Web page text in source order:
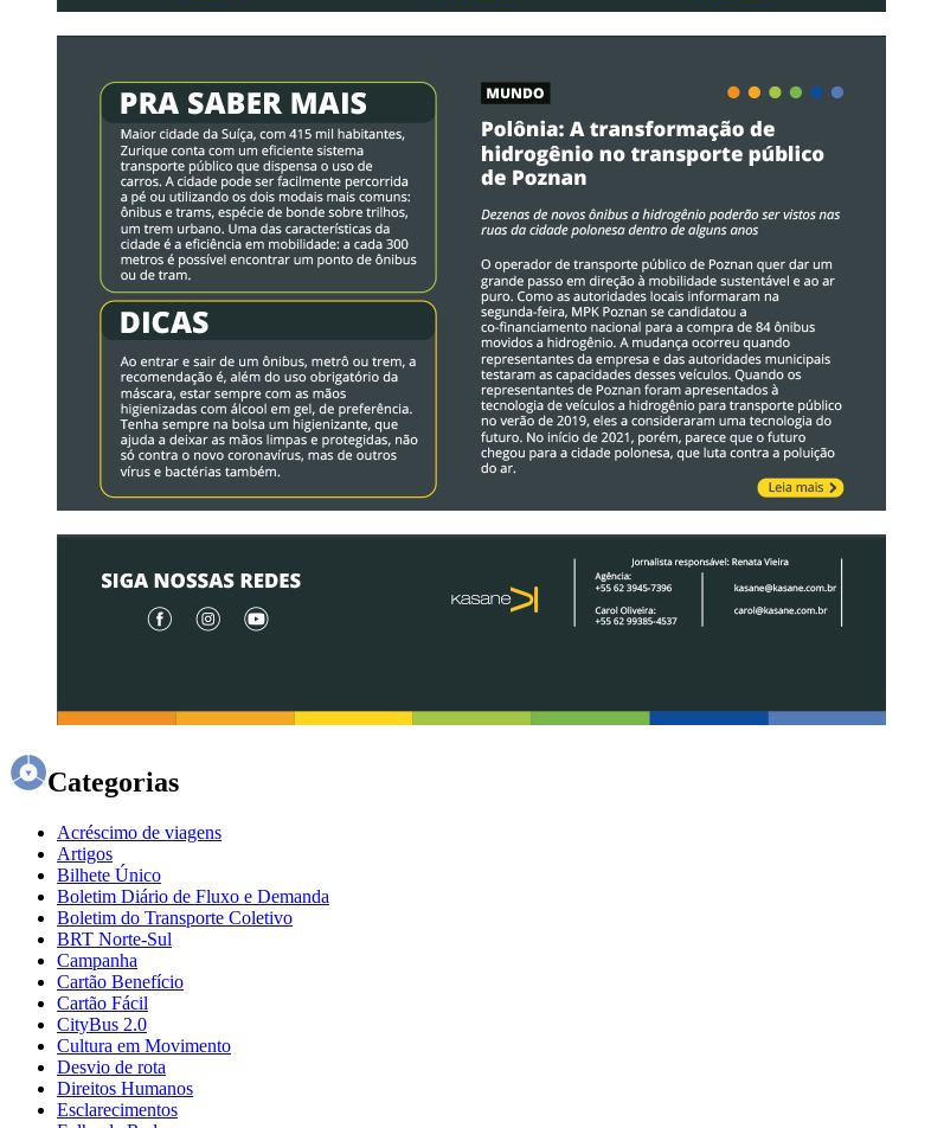
Categorias
Acréscimo de viagens
Artigos
Bilhete Único
Boletim Diário de Fluxo e Demanda
Boletim do Transporte Coletivo
BRT Norte-Sul
Campanha
Cartão Benefício
Cartão Fácil
CityBus 2.0
Cultura em Movimento
Desvio de rota
Direitos Humanos
Esclarecimentos